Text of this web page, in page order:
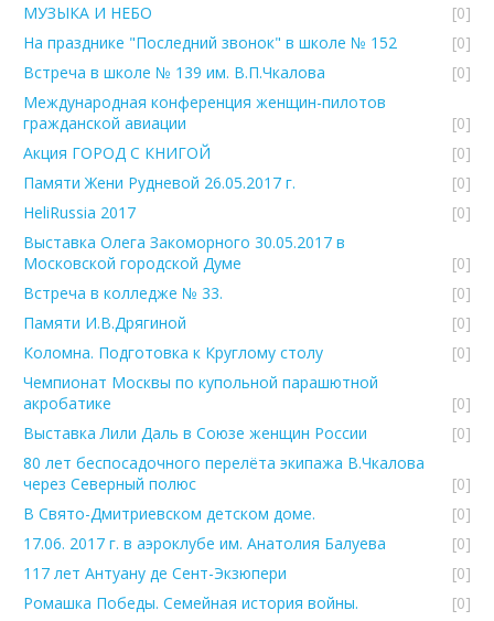
МУЗЫКА И НЕБО
[0]
На празднике "Последний звонок" в школе № 152
[0]
Встреча в школе № 139 им. В.П.Чкалова
[0]
Международная конференция женщин-пилотов
гражданской авиации
[0]
Акция ГОРОД С КНИГОЙ
[0]
Памяти Жени Рудневой 26.05.2017 г.
[0]
HeliRussia 2017
[0]
Выставка Олега Закоморного 30.05.2017 в
Московской городской Думе
[0]
Встреча в колледже № 33.
[0]
Памяти И.В.Дрягиной
[0]
Коломна. Подготовка к Круглому столу
[0]
Чемпионат Москвы по купольной парашютной
акробатике
[0]
Выставка Лили Даль в Союзе женщин России
[0]
80 лет беспосадочного перелёта экипажа В.Чкалова
через Северный полюс
[0]
В Свято-Дмитриевском детском доме.
[0]
17.06. 2017 г. в аэроклубе им. Анатолия Балуева
[0]
117 лет Антуану де Сент-Экзюпери
[0]
Ромашка Победы. Семейная история войны.
[0]